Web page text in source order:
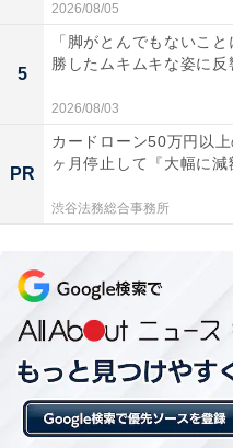
2026/08/05
5
「脚がとんでもないこ
勝したムキムキな姿に
2026/08/03
PR
カードローン50万円以
ヶ月停止して『大幅に
渋谷法務総合事務所